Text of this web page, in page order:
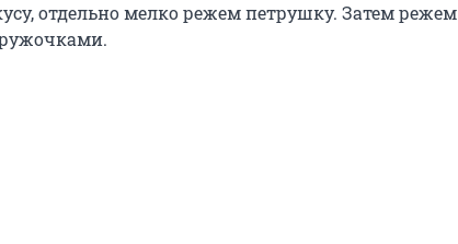
отдельно мелко режем петрушку. Затем режем